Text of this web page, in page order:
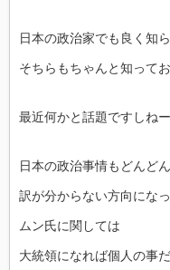
日本の政治家でも良く知
そちらもちゃんと知って
最近何かと話題ですしねー
日本の政治事情もどんどん
訳が分からない方向にな
ムン氏に関しては
大統領になれば個人の事だ